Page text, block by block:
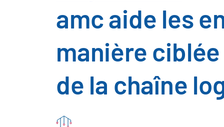
amc aide les
manière
de la chaîne